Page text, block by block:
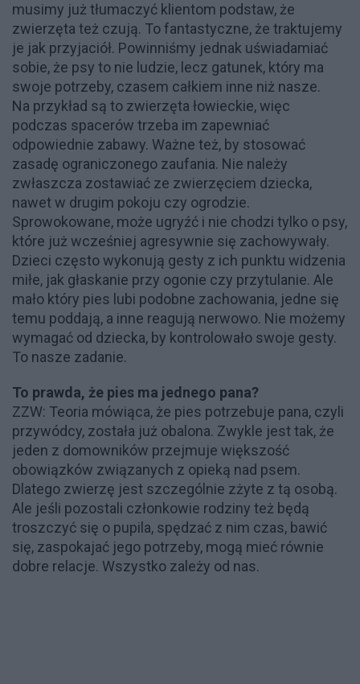
musimy już tłumaczyć klientom podstaw, że
zwierzęta też czują. To fantastyczne, że traktujemy
je jak przyjaciół. Powinniśmy jednak uświadamiać
sobie, że psy to nie ludzie, lecz gatunek, który ma
swoje potrzeby, czasem całkiem inne niż nasze.
Na przykład są to zwierzęta łowieckie, więc
podczas spacerów trzeba im zapewniać
odpowiednie zabawy. Ważne też, by stosować
zasadę ograniczonego zaufania. Nie należy
zwłaszcza zostawiać ze zwierzęciem dziecka,
nawet w drugim pokoju czy ogrodzie.
Sprowokowane, może ugryźć i nie chodzi tylko o psy,
które już wcześniej agresywnie się zachowywały.
Dzieci często wykonują gesty z ich punktu widzenia
miłe, jak głaskanie przy ogonie czy przytulanie. Ale
mało który pies lubi podobne zachowania, jedne się
temu poddają, a inne reagują nerwowo. Nie możemy
wymagać od dziecka, by kontrolowało swoje gesty.
To nasze zadanie.
To prawda, że pies ma jednego pana?
ZZW: Teoria mówiąca, że pies potrzebuje pana, czyli
przywódcy, została już obalona. Zwykle jest tak, że
jeden z domowników przejmuje większość
obowiązków związanych z opieką nad psem.
Dlatego zwierzę jest szczególnie zżyte z tą osobą.
Ale jeśli pozostali członkowie rodziny też będą
troszczyć się o pupila, spędzać z nim czas, bawić
się, zaspokajać jego potrzeby, mogą mieć równie
dobre relacje. Wszystko zależy od nas.